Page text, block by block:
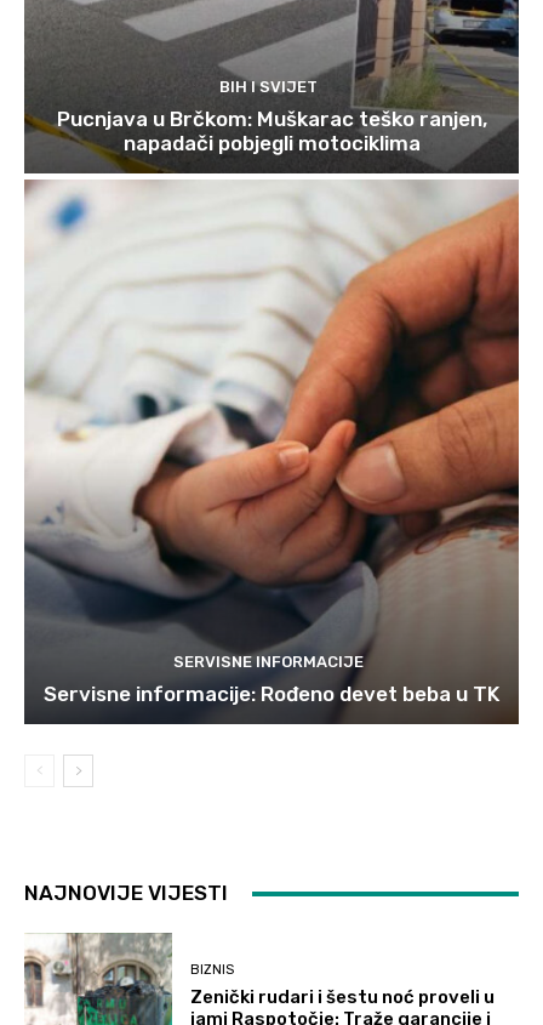
BIH I SVIJET
Pucnjava u Brčkom: Muškarac teško ranjen,
napadači pobjegli motociklima
SERVISNE INFORMACIJE
Servisne informacije: Rođeno devet beba u TK
NAJNOVIJE VIJESTI
BIZNIS
Zenički rudari i šestu noć proveli u
jami Raspotočje: Traže garancije i